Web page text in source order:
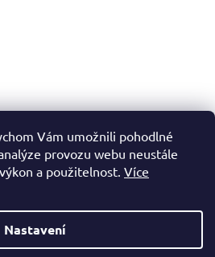
Vám umožnili pohodlné
provozu webu neustále
a použitelnost. Více
Nastavení
@DRUMSTOREPRAGUE
Vytvořil Shoptet